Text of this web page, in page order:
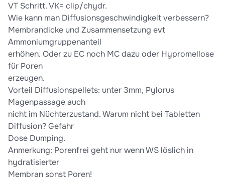
VT Schritt. VK= clip/chydr.
Wie kann man Diffusionsgeschwindigkeit verbessern?
Membrandicke und Zusammensetzung evt
Ammoniumgruppenanteil
erhöhen. Oder zu EC noch MC dazu oder Hypromellose
für Poren
erzeugen.
Vorteil Diffusionspellets: unter 3mm, Pylorus
Magenpassage auch
nicht im Nüchterzustand. Warum nicht bei Tabletten
Diffusion? Gefahr
Dose Dumping.
Anmerkung: Porenfrei geht nur wenn WS löslich in
hydratisierter
Membran sonst Poren!